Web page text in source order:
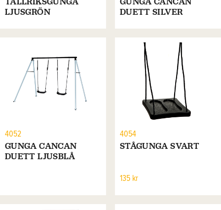
LJUSGRÖN
DUETT SILVER
4052
GUNGA CANCAN
DUETT LJUSBLÅ
4054
STÅGUNGA SVART
135 kr